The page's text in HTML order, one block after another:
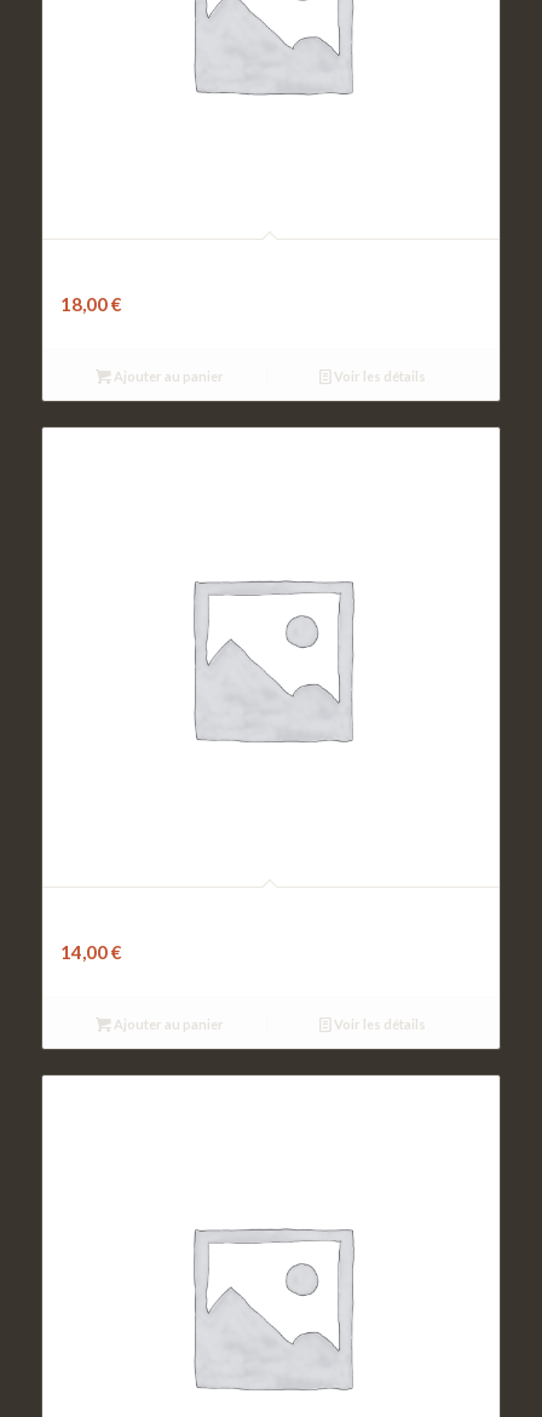
18,00€
Ajouter au panier Voir les détails
14,00€
Ajouter au panier Voir les détails